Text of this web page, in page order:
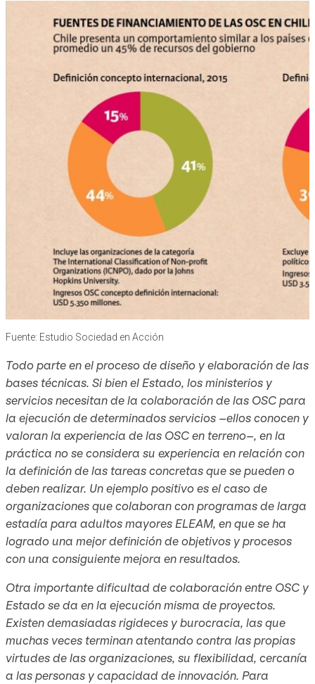
Fuente: Estudio Sociedad en Acción
Todo parte en el proceso de diseño y elaboración de las
bases técnicas. Si bien el Estado, los ministerios y
servicios necesitan de la colaboración de las OSC para
la ejecución de determinados servicios –ellos conocen y
valoran la experiencia de las OSC en terreno–, en la
práctica no se considera su experiencia en relación con
la definición de las tareas concretas que se pueden o
deben realizar. Un ejemplo positivo es el caso de
organizaciones que colaboran con programas de larga
estadía para adultos mayores ELEAM, en que se ha
logrado una mejor definición de objetivos y procesos
con una consiguiente mejora en resultados.
Otra importante dificultad de colaboración entre OSC y
Estado se da en la ejecución misma de proyectos.
Existen demasiadas rigideces y burocracia, las que
muchas veces terminan atentando contra las propias
virtudes de las organizaciones, su flexibilidad, cercanía
a las personas y capacidad de innovación. Para